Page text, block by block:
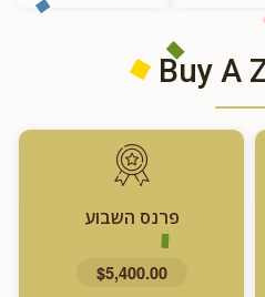
Buy A
פרנס השבוע
$5,400.00